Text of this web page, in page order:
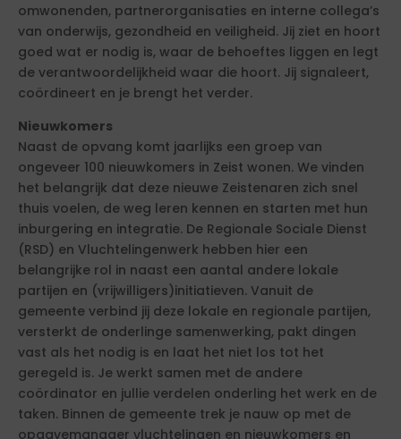
omwonenden, partnerorganisaties en interne collega’s
van onderwijs, gezondheid en veiligheid. Jij ziet en hoort
goed wat er nodig is, waar de behoeftes liggen en legt
de verantwoordelijkheid waar die hoort. Jij signaleert,
coördineert en je brengt het verder.
Nieuwkomers
Naast de opvang komt jaarlijks een groep van
ongeveer 100 nieuwkomers in Zeist wonen. We vinden
het belangrijk dat deze nieuwe Zeistenaren zich snel
thuis voelen, de weg leren kennen en starten met hun
inburgering en integratie. De Regionale Sociale Dienst
(RSD) en Vluchtelingenwerk hebben hier een
belangrijke rol in naast een aantal andere lokale
partijen en (vrijwilligers)initiatieven. Vanuit de
gemeente verbind jij deze lokale en regionale partijen,
versterkt de onderlinge samenwerking, pakt dingen
vast als het nodig is en laat het niet los tot het
geregeld is. Je werkt samen met de andere
coördinator en jullie verdelen onderling het werk en de
taken. Binnen de gemeente trek je nauw op met de
opgavemanager vluchtelingen en nieuwkomers en